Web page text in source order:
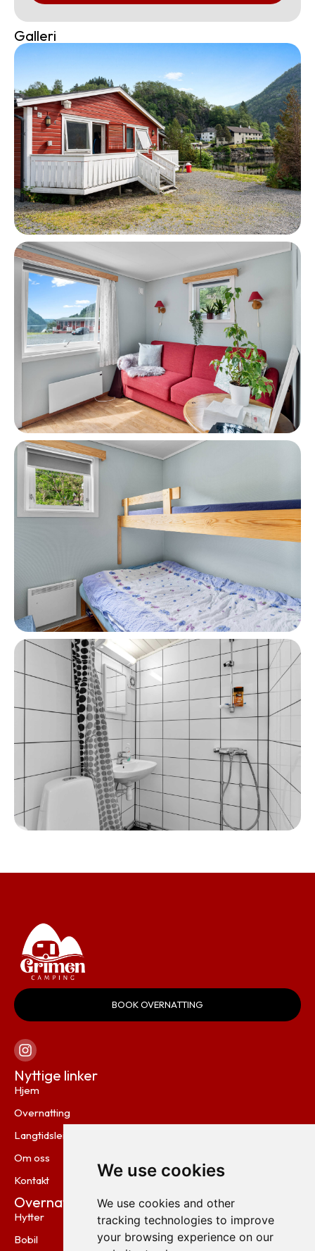
We use cookies
We use cookies and other
tracking technologies to improve
your browsing experience on our
Galleri
BOOK OVERNATTING
Nyttige linker
Hjem
Overnatting
Langtidsleie
Om oss
Kontakt
Overnattingsmuligheter
Hytter
Bobil